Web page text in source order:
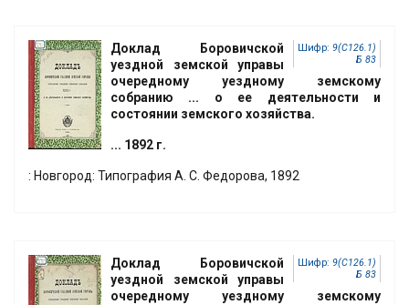
Шифр: 9(С126.1)
Б 83
Доклад Боровичской
уездной земской управы
очередному уездному земскому
собранию ... о ее деятельности и
состоянии земского хозяйства.
... 1892 г.
: Новгород: Типография А. С. Федорова, 1892
Шифр: 9(С126.1)
Б 83
Доклад Боровичской
уездной земской управы
очередному уездному земскому